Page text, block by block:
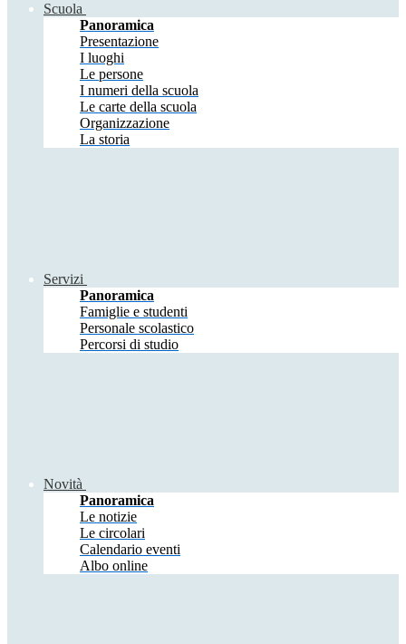
Scuola
Panoramica
Presentazione
I luoghi
Le persone
I numeri della scuola
Le carte della scuola
Organizzazione
La storia
Servizi
Panoramica
Famiglie e studenti
Personale scolastico
Percorsi di studio
Novità
Panoramica
Le notizie
Le circolari
Calendario eventi
Albo online